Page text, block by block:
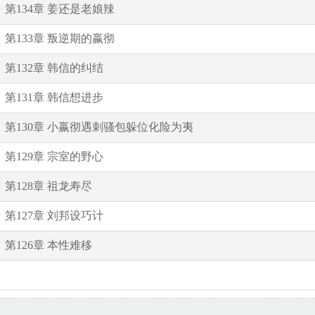
第134章 姜还是老娘辣
第133章 叛逆期的嬴彻
第132章 韩信的纠结
第131章 韩信想进步
第130章 小嬴彻遇刺骚包躲位化险为夷
第129章 宗室的野心
第128章 祖龙寿尽
第127章 刘邦设巧计
第126章 本性难移